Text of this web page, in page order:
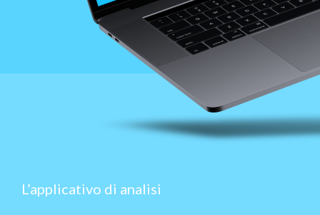
L’applicativo di analisi